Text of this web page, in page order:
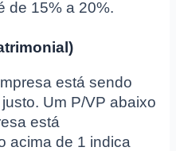
de 15% a 20%.
está sendo
Um P/VP abaixo
está
acima de 1 indica